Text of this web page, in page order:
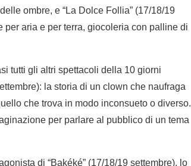
ombre, e “La Dolce Follia” (17/18/19
aria e per terra, giocoleria con palline di
tutti gli altri spettacoli della 10 giorni
la storia di un clown che naufraga
che trova in modo inconsueto o diverso.
per parlare al pubblico di un tema
di “Bakéké” (17/18/19 settembre), lo